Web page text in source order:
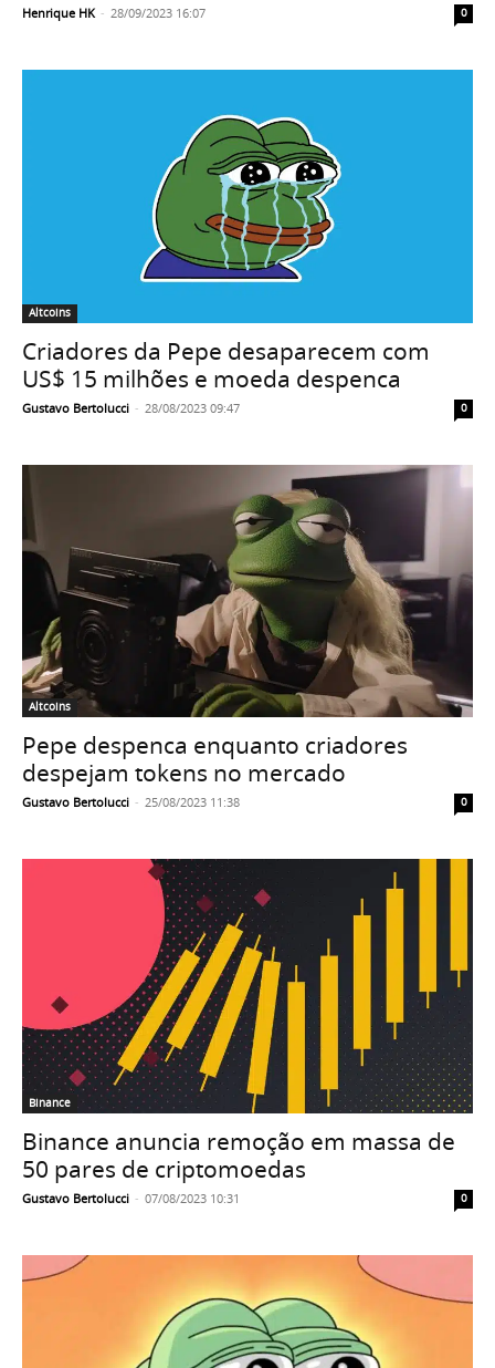
Henrique HK - 28/09/2023 16:07 0
Altcoins
Criadores da Pepe desaparecem com
US$ 15 milhões e moeda despenca
Gustavo Bertolucci - 28/08/2023 09:47 0
Altcoins
Pepe despenca enquanto criadores
despejam tokens no mercado
Gustavo Bertolucci - 25/08/2023 11:38 0
Binance
Binance anuncia remoção em massa de
50 pares de criptomoedas
Gustavo Bertolucci - 07/08/2023 10:31 0